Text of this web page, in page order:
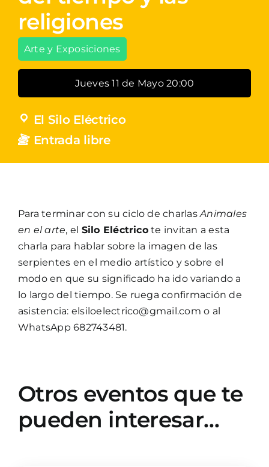
religiones
Arte y Exposiciones
Jueves 11 de Mayo 20:00
El Silo Eléctrico
Entrada libre
Para terminar con su ciclo de charlasAnimales
en el arte, el Silo Eléctricote invitan a esta
charla para hablar sobre la imagen de las
serpientes en el medio artístico y sobre el
modo en que su significado ha ido variando a
lo largo del tiempo. Se ruega confirmación de
asistencia: elsiloelectrico@gmail.com o al
WhatsApp 682743481.
Otros eventos que te
pueden interesar…